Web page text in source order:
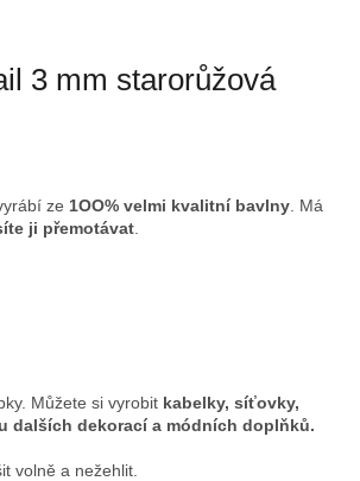
3 mm starorůžová
ze 1OO% velmi kvalitní bavlny. Má
ji přemotávat.
Můžete si vyrobit kabelky, síťovky,
dalších dekorací a módních doplňků.
volně a nežehlit.